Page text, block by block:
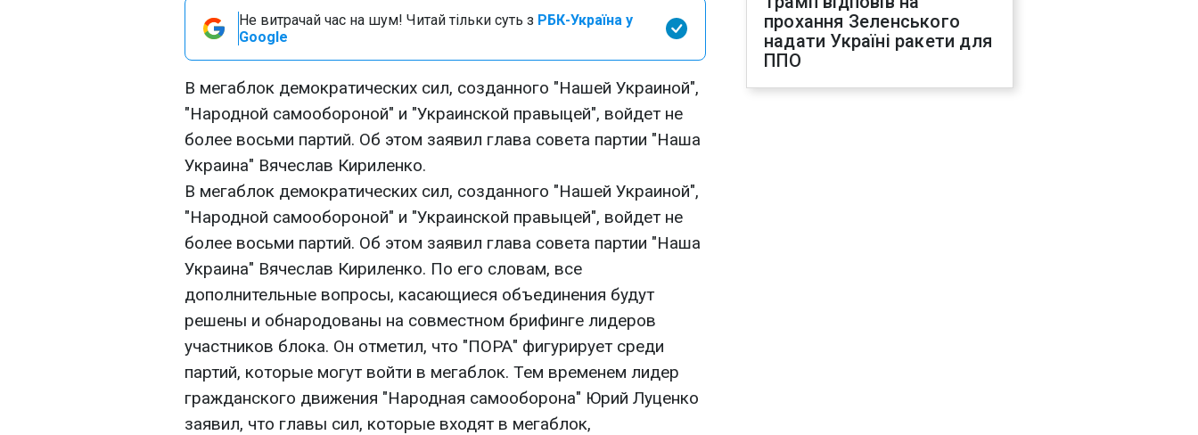
Не витрачай час на шум! Читай тільки суть з РБК-Україна у
Google
В мегаблок демократических сил, созданного "Нашей Украиной",
"Народной самообороной" и "Украинской правыцей", войдет не
более восьми партий. Об этом заявил глава совета партии "Наша
Украина" Вячеслав Кириленко.
В мегаблок демократических сил, созданного "Нашей Украиной",
"Народной самообороной" и "Украинской правыцей", войдет не
более восьми партий. Об этом заявил глава совета партии "Наша
Украина" Вячеслав Кириленко. По его словам, все
дополнительные вопросы, касающиеся объединения будут
решены и обнародованы на совместном брифинге лидеров
участников блока. Он отметил, что "ПОРА" фигурирует среди
партий, которые могут войти в мегаблок. Тем временем лидер
гражданского движения "Народная самооборона" Юрий Луценко
заявил, что главы сил, которые входят в мегаблок,
прохання Зеленського
надати Україні ракети для
ППО